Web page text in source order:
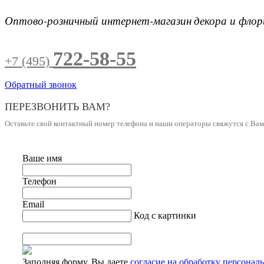
Оптово-розничный интернет-магазиндекора и
+7 (495) 722-58-55
Обратный звонок
ПЕРЕЗВОНИТЬ ВАМ?
Оставьте свой контактный номер телефона и наши операторы свяжутся с
Ваше имя
Телефон
Email
Код с картинки
Заполняя форму, Вы даете согласие на обработку